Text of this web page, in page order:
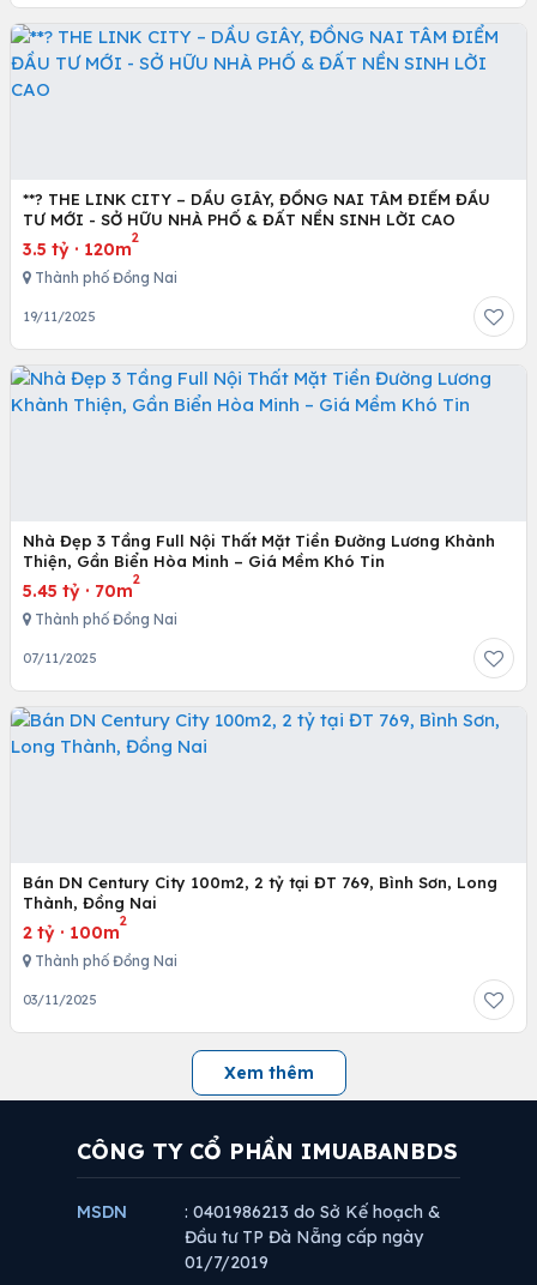
**? THE LINK CITY – DẦU GIÂY, ĐỒNG NAI TÂM ĐIỂM ĐẦU
TƯ MỚI - SỞ HỮU NHÀ PHỐ & ĐẤT NỀN SINH LỜI CAO
3.5 tỷ · 120m
2
Thành phố Đồng Nai
19/11/2025
Nhà Đẹp 3 Tầng Full Nội Thất Mặt Tiền Đường Lương Khành
Thiện, Gần Biển Hòa Minh – Giá Mềm Khó Tin
5.45 tỷ · 70m
2
Thành phố Đồng Nai
07/11/2025
Bán DN Century City 100m2, 2 tỷ tại ĐT 769, Bình Sơn, Long
Thành, Đồng Nai
2 tỷ · 100m
2
Thành phố Đồng Nai
03/11/2025
Xem thêm
CÔNG TY CỔ PHẦN IMUABANBDS
MSDN
: 0401986213 do Sở Kế hoạch &
Đầu tư TP Đà Nẵng cấp ngày
01/7/2019